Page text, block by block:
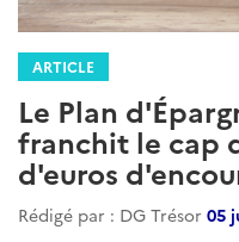
ARTICLE
Le Plan
franchit le cap
d'euros
Rédigé par : DG Trésor 05